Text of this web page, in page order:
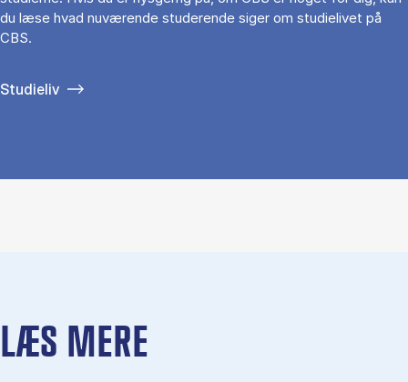
du læse hvad nuværende studerende siger om studielivet på
CBS.
Studieliv
LÆS MERE